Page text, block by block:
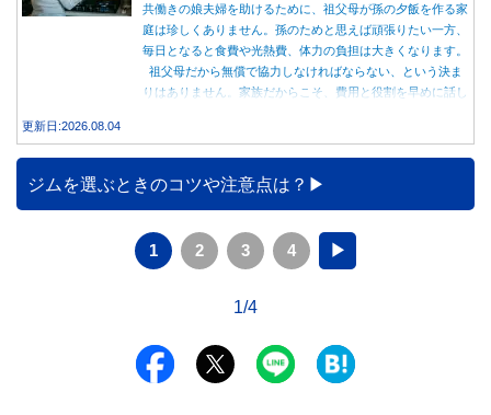
共働きの娘夫婦を助けるために、祖父母が孫の夕飯を作る家
庭は珍しくありません。孫のためと思えば頑張りたい一方、
毎日となると食費や光熱費、体力の負担は大きくなります。
祖父母だから無償で協力しなければならない、という決ま
りはありません。家族だからこそ、費用と役割を早めに話し
更新日:2026.08.04
ジムを選ぶときのコツや注意点は？
1 2 3 4 ▶
1/4